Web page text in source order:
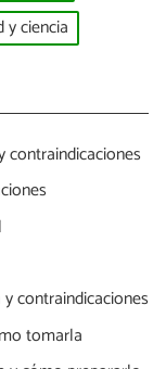
y ciencia
contraindicaciones
contraindicaciones
tomarla